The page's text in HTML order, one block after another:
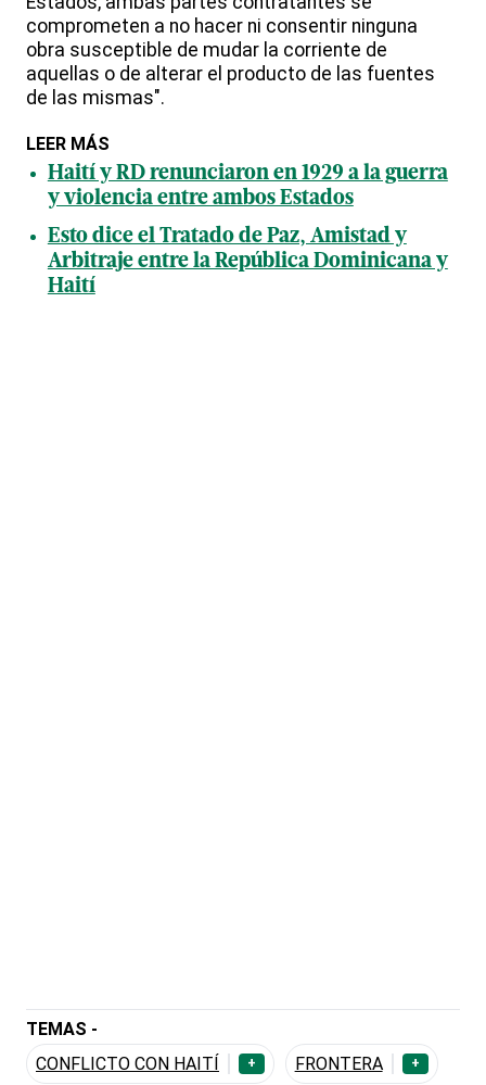
comprometen a no hacer ni consentir ninguna
obra susceptible de mudar la corriente de
aquellas o de alterar el producto de las fuentes
de las mismas".
LEER MÁS
Haití y RD renunciaron en 1929 a la guerra
y violencia entre ambos Estados
Esto dice el Tratado de Paz, Amistad y
Arbitraje entre la República Dominicana y
Haití
TEMAS -
CONFLICTO CON HAITÍ
+ FRONTERA +